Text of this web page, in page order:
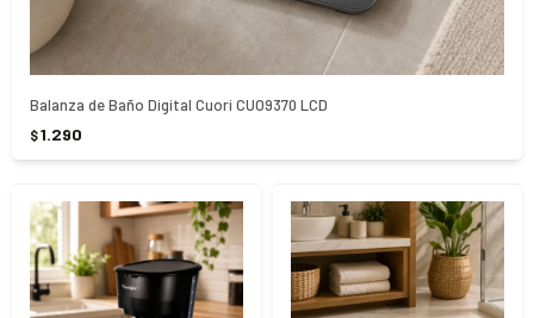
Balanza de Baño Digital Cuori CUO9370 LCD
$1.290